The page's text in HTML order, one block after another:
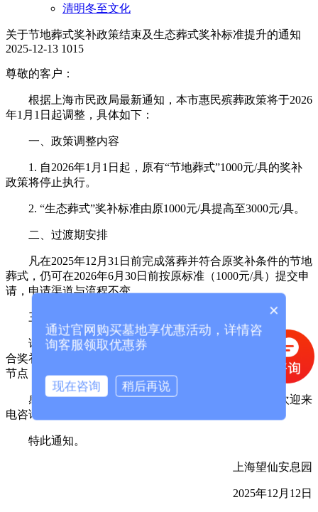
清明冬至文化
关于节地葬式奖补政策结束及生态葬式奖补标准提升的通知
2025-12-13 1015
尊敬的客户：
根据上海市民政局最新通知，本市惠民殡葬政策将于2026
年1 月 1 日起调整，具体如下：
一、政策调整内容
1. 自2026年1 月 1 日起，原有“节地葬式”1000元/具的奖补
政策将停止执行。
2. “生态葬式”奖补标准由原1000元/具提高至3000元/具。
二、过渡期安排
凡在2025年12 月 31 日前完成落葬并符合原奖补条件的节地
葬式，仍可在2026年6月 30日前按原标准（1000元/具）提交申
请，申请渠道与流程不变。
三、温馨提示
请 2017年6月15日起在上海望仙安息园购买节地葬式且符
合奖补条件的客户，合理安排落葬与申办事宜，注意相关时间
节点，及时办理。
感谢您一直以来对我园的信任与支持。如有疑问，欢迎来
电咨询。电话：
特此通知。
上海望仙安息园
2025年12 月 12 日
×
通过官网购买墓地享优惠活动，详情咨
询客服领取优惠券
现在咨询 稍后再说